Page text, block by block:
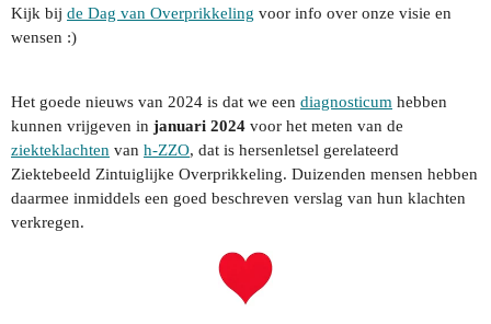
Kijk bij de Dag van Overprikkeling voor info over onze visie en
wensen :)
Het goede nieuws van 2024 is dat we een diagnosticum hebben
kunnen vrijgeven in januari 2024 voor het meten van de
ziekteklachten van h-ZZO, dat is hersenletsel gerelateerd
Ziektebeeld Zintuiglijke Overprikkeling. Duizenden mensen hebben
daarmee inmiddels een goed beschreven verslag van hun klachten
verkregen.